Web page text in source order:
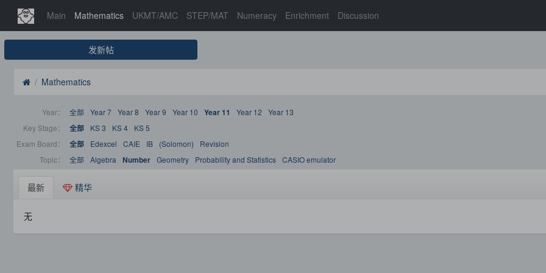
Main Mathematics UKMT/AMC STEP/MAT Numeracy Enrichment Discussion
发新帖
Mathematics
Year： 全部 Year 7 Year 8 Year 9 Year 10 Year 11 Year 12
Year 13
Key Stage：
全部 KS 3 KS 4
KS 5
Exam Board：
全部 Edexcel CAIE IB (Solomon)
Revision
Topic：
全部 Algebra Number Geometry Probability and Statistics CASIO emulator
最新 精华
无